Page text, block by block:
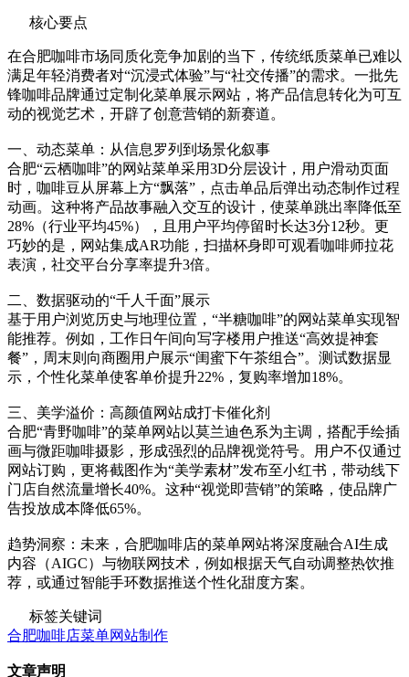
核心要点
在合肥咖啡市场同质化竞争加剧的当下，传统纸质菜单已难以
满足年轻消费者对“沉浸式体验”与“社交传播”的需求。一批先
锋咖啡品牌通过定制化菜单展示网站，将产品信息转化为可互
动的视觉艺术，开辟了创意营销的新赛道。
一、动态菜单：从信息罗列到场景化叙事
合肥“云栖咖啡”的网站菜单采用3D分层设计，用户滑动页面
时，咖啡豆从屏幕上方“飘落”，点击单品后弹出动态制作过程
动画。这种将产品故事融入交互的设计，使菜单跳出率降低至
28%（行业平均45%），且用户平均停留时长达3分12秒。更
巧妙的是，网站集成AR功能，扫描杯身即可观看咖啡师拉花
表演，社交平台分享率提升3倍。
二、数据驱动的“千人千面”展示
基于用户浏览历史与地理位置，“半糖咖啡”的网站菜单实现智
能推荐。例如，工作日午间向写字楼用户推送“高效提神套
餐”，周末则向商圈用户展示“闺蜜下午茶组合”。测试数据显
示，个性化菜单使客单价提升22%，复购率增加18%。
三、美学溢价：高颜值网站成打卡催化剂
合肥“青野咖啡”的菜单网站以莫兰迪色系为主调，搭配手绘插
画与微距咖啡摄影，形成强烈的品牌视觉符号。用户不仅通过
网站订购，更将截图作为“美学素材”发布至小红书，带动线下
门店自然流量增长40%。这种“视觉即营销”的策略，使品牌广
告投放成本降低65%。
趋势洞察：未来，合肥咖啡店的菜单网站将深度融合AI生成
内容（AIGC）与物联网技术，例如根据天气自动调整热饮推
荐，或通过智能手环数据推送个性化甜度方案。
标签关键词
合肥咖啡店菜单网站制作
文章声明